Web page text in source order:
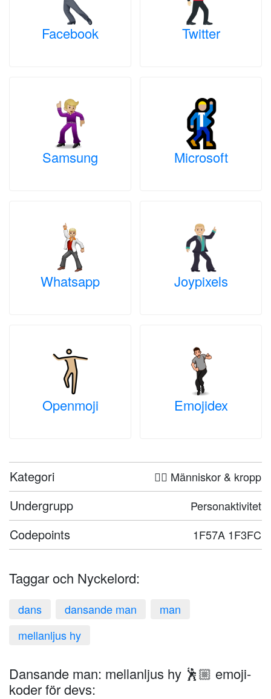
Facebook Twitter
Samsung Microsoft
Whatsapp Joypixels
Openmoji Emojidex
Kategori 🤦‍♀️ Människor & kropp
Undergrupp Personaktivitet
Codepoints 1F57A 1F3FC
Taggar och Nyckelord:
dans dansande man
man
mellanljus hy
Dansande man: mellanljus hy 🕺🏼 emoji-
koder för devs: